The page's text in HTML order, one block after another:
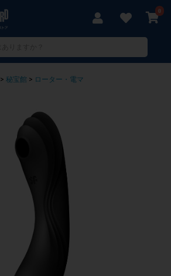
0
> 秘宝館 > ローター・電マ